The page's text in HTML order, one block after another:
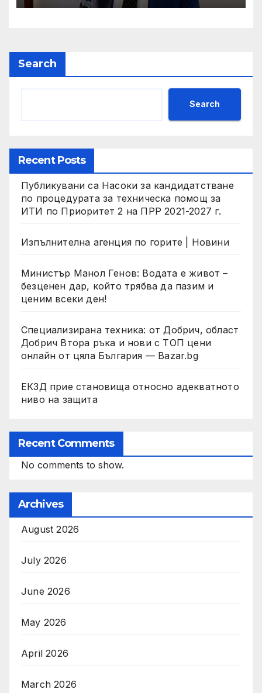
Search
Search
Recent Posts
Публикувани са Насоки за кандидатстване
по процедурата за техническа помощ за
ИТИ по Приоритет 2 на ПРР 2021-2027 г.
Изпълнителна агенция по горите | Новини
Министър Манол Генов: Водата е живот –
безценен дар, който трябва да пазим и
ценим всеки ден!
Специализирана техника: от Добрич, област
Добрич Втора ръка и нови с ТОП цени
онлайн от цяла България — Bazar.bg
ЕКЗД прие становища относно адекватното
ниво на защита
Recent Comments
No comments to show.
Archives
August 2026
July 2026
June 2026
May 2026
April 2026
March 2026